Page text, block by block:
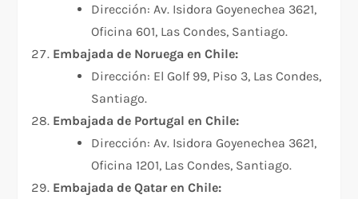
Dirección: Av. Isidora Goyenechea 3621,
Oficina 601, Las Condes, Santiago.
Embajada de Noruega en Chile:
Dirección: El Golf 99, Piso 3, Las Condes,
Santiago.
Embajada de Portugal en Chile:
Dirección: Av. Isidora Goyenechea 3621,
Oficina 1201, Las Condes, Santiago.
Embajada de Qatar en Chile: